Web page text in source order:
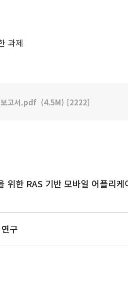
과제
보고서.pdf (4.5M) [2222]
한 RAS 기반 모바일 어플리케
구